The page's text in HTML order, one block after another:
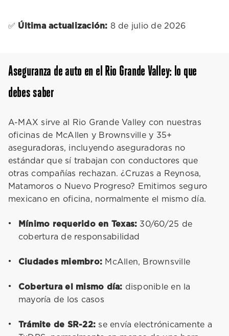
✅ Última actualización: 8 de julio de 2026
Aseguranza de auto en el Rio Grande Valley: lo que
debes saber
A-MAX sirve al Rio Grande Valley con nuestras
oficinas de McAllen y Brownsville y 35+
aseguradoras, incluyendo aseguradoras no
estándar que sí trabajan con conductores que
otras compañías rechazan. ¿Cruzas a Reynosa,
Matamoros o Nuevo Progreso? Emitimos seguro
mexicano en oficina, normalmente el mismo día.
Mínimo requerido en Texas: 30/60/25 de
cobertura de responsabilidad
Ciudades miembro: McAllen, Brownsville
Cobertura el mismo día: disponible en la
mayoría de los casos
Trámite de SR-22: se envía electrónicamente a